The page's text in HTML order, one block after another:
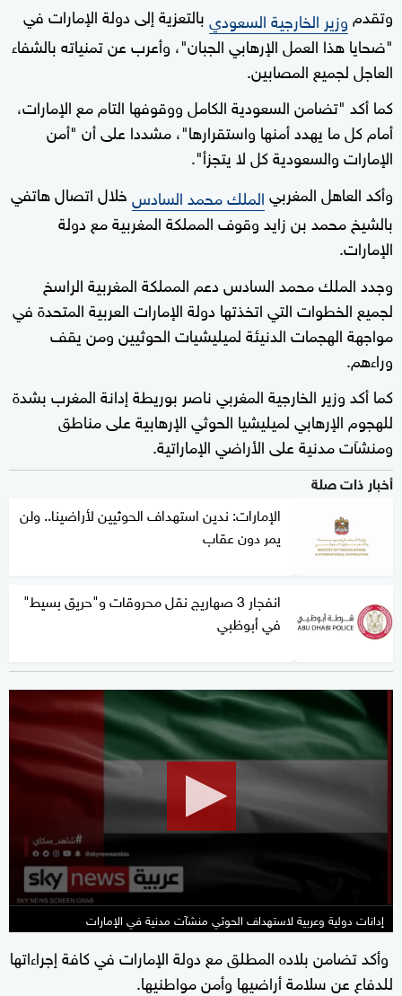
وتقدم وزير الخارجية السعوديبالتعزية إلى دولة الإمارات في
"ضحايا هذا العمل الإرهابي الجبان"، وأعرب عن تمنياته بالشفاء
العاجل لجميع المصابين.
كما أكد "تضامن السعودية الكامل ووقوفها التام مع الإمارات،
أمام كل ما يهدد أمنها واستقرارها"، مشددا على أن "أمن
الإمارات والسعودية كل لا يتجزأ".
وأكد العاهل المغربيالملك محمد السادسخلال اتصال هاتفي
بالشيخ محمد بن زايد وقوف المملكة المغربية مع دولة
الإمارات.
وجدد الملك محمد السادس دعم المملكة المغربية الراسخ
لجميع الخطوات التي اتخذتها دولة الإمارات العربية المتحدة في
مواجهة الهجمات الدنيئة لميليشيات الحوثيين ومن يقف
وراءهم.
كما أكد وزير الخارجية المغربي ناصر بوريطة إدانة المغرب بشدة
للهجوم الإرهابي لميليشيا الحوثي الإرهابية على مناطق
ومنشآت مدنية على الأراضي الإماراتية.
أخبار ذات صلة
الإمارات: ندين استهداف الحوثيين لأراضينا.. ولن
يمر دون عقاب
انفجار 3 صهاريج نقل محروقات و"حريق بسيط"
في أبوظبي
seconds
of
1
seconds
إدانات دولية وعربية لاستهداف الحوثي منشآت مدنية في الإمارات
وأكد تضامن بلاده المطلق مع دولة الإمارات في كافة إجراءاتها
للدفاع عن سلامة أراضيها وأمن مواطنيها.